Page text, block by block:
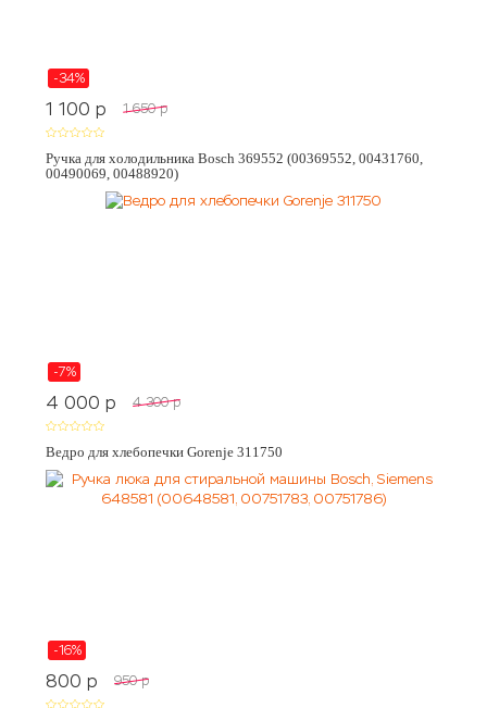
-34%
1 100 p 1 650 p
Ручка для холодильника Bosch 369552 (00369552, 00431760,
00490069, 00488920)
-7%
4 000 p 4 300 p
Ведро для хлебопечки Gorenje 311750
-16%
800 p 950 p